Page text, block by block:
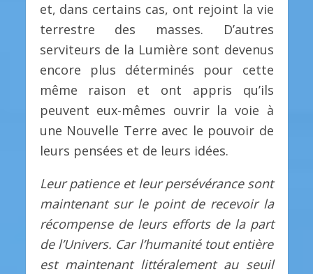
et, dans certains cas, ont rejoint la vie
terrestre des masses. D’autres
serviteurs de la Lumière sont devenus
encore plus déterminés pour cette
même raison et ont appris qu’ils
peuvent eux-mêmes ouvrir la voie à
une Nouvelle Terre avec le pouvoir de
leurs pensées et de leurs idées.
Leur patience et leur persévérance sont
maintenant sur le point de recevoir la
récompense de leurs efforts de la part
de l’Univers. Car l’humanité tout entière
est maintenant littéralement au seuil